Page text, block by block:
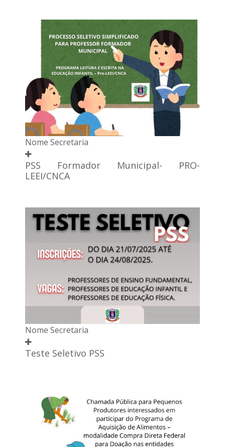
Nome Secretaria
PSS Formador Municipal- PRO-
LEEI/CNCA
Nome Secretaria
Teste Seletivo PSS